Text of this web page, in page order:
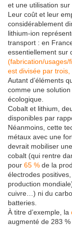
et une utilisation
Leur coût et leur
considérablement
lithium-ion
transport : en
essentiellement sur
(fabrication/usages/
est divisée par
Autant d’éléments
comme une
écologique.
Cobalt et lithium,
disponibles par
Néanmoins, cette
métaux avec une
devrait mobiliser
cobalt (qui rentre
pour 65 % de la
électrodes
production
cuivre…) ni du
batteries.
À titre d’exemple, la
augmenté de 283